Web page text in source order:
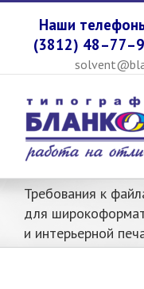
Наши
(3812)
Требования к
для
и интерьерной